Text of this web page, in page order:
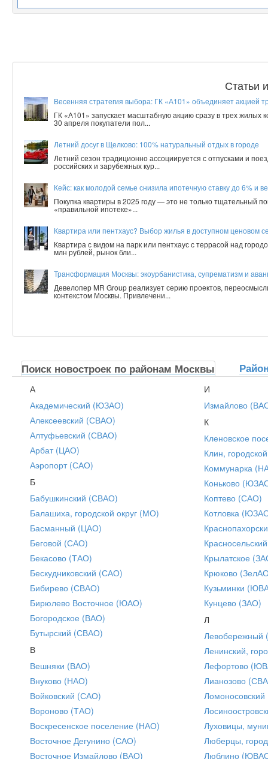
Статьи
Весенняя стратегия выбора: ГК «А101» объединяет акцией
ГК «А101» запускает масштабную акцию сразу в трех
30 апреля покупатели пол...
Летний досуг в Щелково: 100% натуральный отдых в городе
Летний сезон традиционно ассоциируется с отпусками и
российских и зарубежных кур...
Кейс: как молодой семье снизила ипотечную ставку до 6% и
Покупка квартиры в 2025 году — это не только тщательный
«правильной ипотеке»...
Квартира или пентхаус? Выбор жилья в доступном ценовом
Квартира с видом на парк или пентхаус с террасой над
млн рублей, рынок бли...
Трансформация Москвы: экоурбанистика, супрематизм и
Девелопер MR Group реализует серию проектов,
контекстом Москвы. Привлечени...
Поиск новостроек по районам Москвы
А
Академический (ЮЗАО)
Алексеевский (СВАО)
Алтуфьевский (СВАО)
Арбат (ЦАО)
Аэропорт (САО)
Б
Бабушкинский (СВАО)
Балашиха, городской округ (МО)
Басманный (ЦАО)
Беговой (САО)
Бекасово (ТАО)
Бескудниковский (САО)
Бибирево (СВАО)
Бирюлево Восточное (ЮАО)
Богородское (ВАО)
Бутырский (СВАО)
В
Вешняки (ВАО)
Внуково (НАО)
Войковский (САО)
Вороново (ТАО)
Воскресенское поселение (НАО)
Восточное Дегунино (САО)
Восточное Измайлово (ВАО)
И
Измайлово
К
Кленовское
Клин,
Коммунарка
Коньково
Коптево (САО)
Котловка
Крылатское
Крюково
Кузьминки
Кунцево (ЗАО)
Л
Ленинский,
Лефортово
Лианозово
Луховицы,
Люберцы,
Люблино